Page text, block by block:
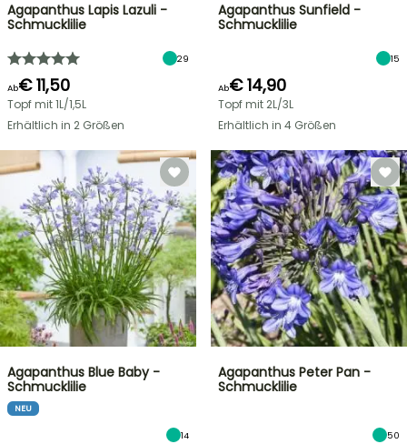
Agapanthus Lapis Lazuli -
Schmucklilie
29
Ab€ 11,50
Topf mit 1L/1,5L
Erhältlich in 2 Größen
Agapanthus Sunfield -
Schmucklilie
15
Ab€ 14,90
Topf mit 2L/3L
Erhältlich in 4 Größen
Agapanthus Blue Baby -
Schmucklilie
NEU
14
Agapanthus Peter Pan -
Schmucklilie
50